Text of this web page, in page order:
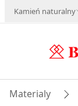
Kamień naturalny
Materialy